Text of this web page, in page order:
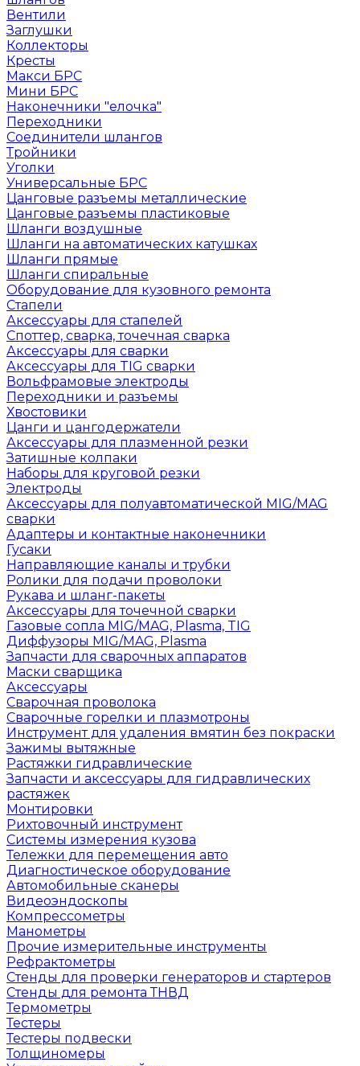
Вентили
Заглушки
Коллекторы
Кресты
Макси БРС
Мини БРС
Наконечники "елочка"
Переходники
Соединители шлангов
Тройники
Уголки
Универсальные БРС
Цанговые разъемы металлические
Цанговые разъемы пластиковые
Шланги воздушные
Шланги на автоматических катушках
Шланги прямые
Шланги спиральные
Оборудование для кузовного ремонта
Стапели
Аксессуары для стапелей
Споттер, сварка, точечная сварка
Аксессуары для сварки
Аксессуары для TIG сварки
Вольфрамовые электроды
Переходники и разъемы
Хвостовики
Цанги и цангодержатели
Аксессуары для плазменной резки
Затишные колпаки
Наборы для круговой резки
Электроды
Аксессуары для полуавтоматической MIG/MAG
сварки
Адаптеры и контактные наконечники
Гусаки
Направляющие каналы и трубки
Ролики для подачи проволоки
Рукава и шланг-пакеты
Аксессуары для точечной сварки
Газовые сопла MIG/MAG, Plasma, TIG
Диффузоры MIG/MAG, Plasma
Запчасти для сварочных аппаратов
Маски сварщика
Аксессуары
Сварочная проволока
Сварочные горелки и плазмотроны
Инструмент для удаления вмятин без покраски
Зажимы вытяжные
Растяжки гидравлические
Запчасти и аксессуары для гидравлических
растяжек
Монтировки
Рихтовочный инструмент
Системы измерения кузова
Тележки для перемещения авто
Диагностическое оборудование
Автомобильные сканеры
Видеоэндоскопы
Компрессометры
Манометры
Прочие измерительные инструменты
Рефрактометры
Стенды для проверки генераторов и стартеров
Стенды для ремонта ТНВД
Термометры
Тестеры
Тестеры подвески
Толщиномеры